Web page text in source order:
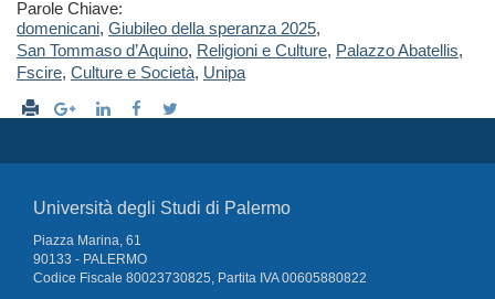
Parole Chiave:
domenicani, Giubileo della speranza 2025,
San Tommaso d’Aquino, Religioni e Culture, Palazzo Abatellis,
Fscire, Culture e Società, Unipa
Università degli Studi di Palermo
Piazza Marina, 61
90133 - PALERMO
Codice Fiscale 80023730825, Partita IVA 00605880822